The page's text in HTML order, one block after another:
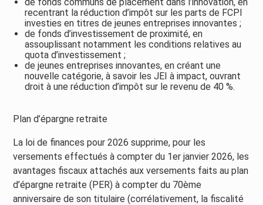
recentrant la réduction d’impôt sur les parts de FCPI
investies en titres de jeunes entreprises innovantes ;
de fonds d’investissement de proximité, en
assouplissant notamment les conditions relatives au
quota d’investissement ;
de jeunes entreprises innovantes, en créant une
nouvelle catégorie, à savoir les JEI à impact, ouvrant
droit à une réduction d’impôt sur le revenu de 40 %.
Plan d’épargne retraite
La loi de finances pour 2026 supprime, pour les
versements effectués à compter du 1er janvier 2026, les
avantages fiscaux attachés aux versements faits au plan
d’épargne retraite (PER) à compter du 70ème
anniversaire de son titulaire (corrélativement, la fiscalité